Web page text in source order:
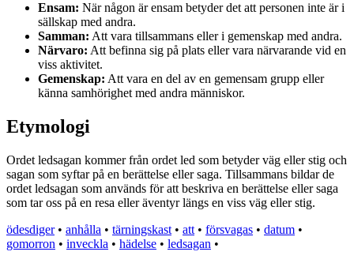
Ensam: När någon är ensam betyder det att personen inte är i
sällskap med andra.
Samman: Att vara tillsammans eller i gemenskap med andra.
Närvaro: Att befinna sig på plats eller vara närvarande vid en
viss aktivitet.
Gemenskap: Att vara en del av en gemensam grupp eller
känna samhörighet med andra människor.
Etymologi
Ordet ledsagan kommer från ordet led som betyder väg eller stig och
sagan som syftar på en berättelse eller saga. Tillsammans bildar de
ordet ledsagan som används för att beskriva en berättelse eller saga
som tar oss på en resa eller äventyr längs en viss väg eller stig.
ödesdiger• anhålla • tärningskast • att • försvagas • datum •
gomorron • inveckla • hädelse • ledsagan •